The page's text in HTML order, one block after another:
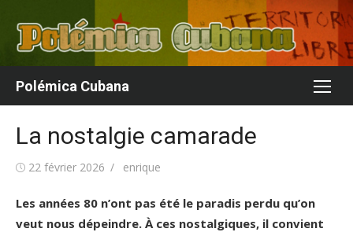
contenu
Polémica Cubana
La nostalgie camarade
Publié22 février 2026 Auteur/autrice
enrique
Les années 80 n’ont pas été le paradis perdu qu’on
veut nous dépeindre. À ces nostalgiques, il convient